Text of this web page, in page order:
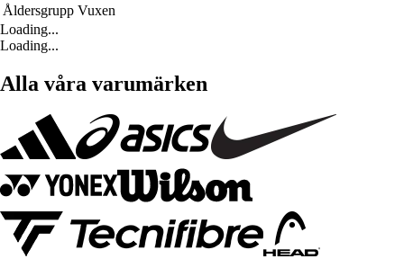
Åldersgrupp Vuxen
Loading...
Loading...
Alla våra varumärken